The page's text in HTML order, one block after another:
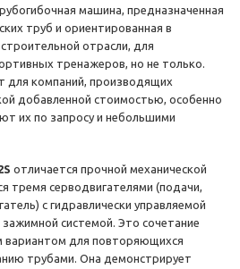
машина, предназначенная
труб и ориентированная в
отрасли, для
тренажеров, но не только.
компаний, производящих
добавленной стоимостью, особенно
их по запросу и небольшими
отличается прочной механической
тремя серводвигателями (подачи,
с гидравлически управляемой
системой. Это сочетание
вариантом для повторяющихся
трубами. Она демонстрирует